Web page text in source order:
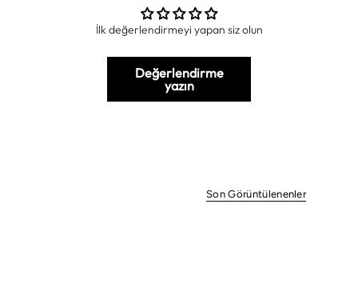
İlk değerlendirmeyi yapan siz olun
Değerlendirme
yazın
Son Görüntülenenler